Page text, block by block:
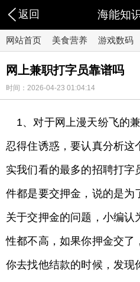
返回 海能知
网站首页 美食营养 游戏数码
网上兼职打字员靠谱吗
时间：2026-04-23 01:04:14
1、对于网上漫天纷飞的
忍得住诱惑，要认真分析这
实我们看的最多的招聘打字
件都是要交押金，说的是为
关于交押金的问题，小编认
性都不高，如果你押金交了
你去找他结款的时候，发现